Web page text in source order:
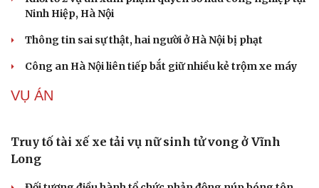
Tàu ngầm Nga "mặc áo giáp” để đối phó UAV Ukraine
Tên lửa Banderol bất ngờ xuất hiện trên bệ phóng mặt
đất, Nga tính gì ở Ukraine?
Ukraine
Starlink trên quỹ đạo
TIN NÓNG